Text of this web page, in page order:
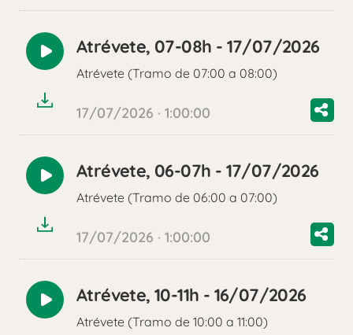
Reproducir
audio
Atrévete, 07-08h - 17/07/2026
Atrévete (Tramo de 07:00 a 08:00)
17/07/2026 · 1:00:00
Reproducir
audio
Atrévete, 06-07h - 17/07/2026
Atrévete (Tramo de 06:00 a 07:00)
17/07/2026 · 1:00:00
Reproducir
audio
Atrévete, 10-11h - 16/07/2026
Atrévete (Tramo de 10:00 a 11:00)